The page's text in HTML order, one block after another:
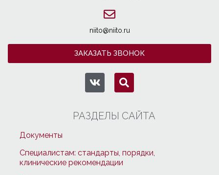
niito@niito.ru
ЗАКАЗАТЬ ЗВОНОК
РАЗДЕЛЫ САЙТА
Документы
Специалистам: стандарты, порядки,
клинические рекомендации